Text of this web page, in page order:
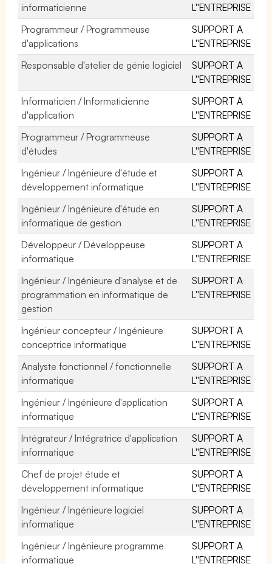
informaticienne
L''ENTREPRISE
Programmeur / Programmeuse
d'applications
SUPPORT A
L''ENTREPRISE
Responsable d'atelier de génie logiciel
SUPPORT A
L''ENTREPRISE
Informaticien / Informaticienne
d'application
SUPPORT A
L''ENTREPRISE
Programmeur / Programmeuse
d'études
SUPPORT A
L''ENTREPRISE
Ingénieur / Ingénieure d'étude et
développement informatique
SUPPORT A
L''ENTREPRISE
Ingénieur / Ingénieure d'étude en
informatique de gestion
SUPPORT A
L''ENTREPRISE
Développeur / Développeuse
informatique
SUPPORT A
L''ENTREPRISE
Ingénieur / Ingénieure d'analyse et de
programmation en informatique de
gestion
SUPPORT A
L''ENTREPRISE
Ingénieur concepteur / Ingénieure
conceptrice informatique
SUPPORT A
L''ENTREPRISE
Analyste fonctionnel / fonctionnelle
informatique
SUPPORT A
L''ENTREPRISE
Ingénieur / Ingénieure d'application
informatique
SUPPORT A
L''ENTREPRISE
Intégrateur / Intégratrice d'application
informatique
SUPPORT A
L''ENTREPRISE
Chef de projet étude et
développement informatique
SUPPORT A
L''ENTREPRISE
Ingénieur / Ingénieure logiciel
informatique
SUPPORT A
L''ENTREPRISE
Ingénieur / Ingénieure programme
informatique
SUPPORT A
L''ENTREPRISE